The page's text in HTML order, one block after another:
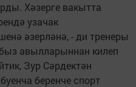
Хәзерге вакытта
узачак
әзерләнә, - ди тренеры
авылларыннан килеп
Зур Сәрдектән
беренче спорт